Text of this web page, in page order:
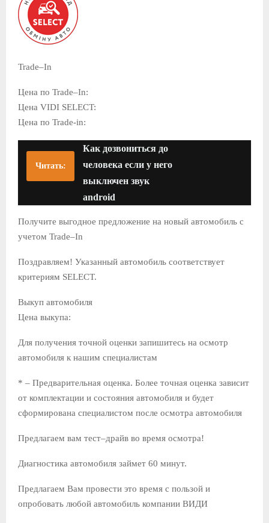
Trade–In
Цена по Trade–In:
Цена VIDI SELECT:
Цена по Trade-in:
Читать:
Как дозвониться до
человека если у него
выключен звук
android
Получите выгодное предложение на новый автомобиль с
учетом Trade–In
Поздравляем! Указанный автомобиль соответствует
критериям SELECT.
Выкуп автомобиля
Цена выкупа:
Для получения точной оценки запишитесь на осмотр
автомобиля к нашим специалистам
* – Предварительная оценка. Более точная оценка зависит
от комплектации и состояния автомобиля и будет
сформирована специалистом после осмотра автомобиля
Предлагаем вам тест–драйв во время осмотра!
Диагностика автомобиля займет 60 минут.
Предлагаем Вам провести это время с пользой и
опробовать любой автомобиль компании ВИДИ